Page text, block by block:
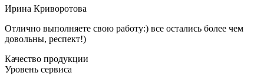
Ирина Криворотова
Отлично выполняете свою работу:) все остались более чем
довольны, респект!)
Качество продукции
Уровень сервиса